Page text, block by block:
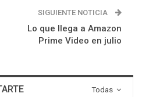
SIGUIENTE NOTICIA
Lo que llega a Amazon
Prime Video en julio
Todas